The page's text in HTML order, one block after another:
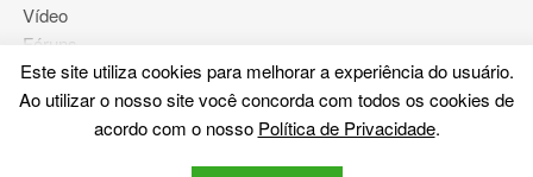
Este site utiliza cookies para melhorar a experiência do usuário.
Ao utilizar o nosso site você concorda com todos os cookies de
acordo com o nosso Política de Privacidade.
Vídeo
Fóruns